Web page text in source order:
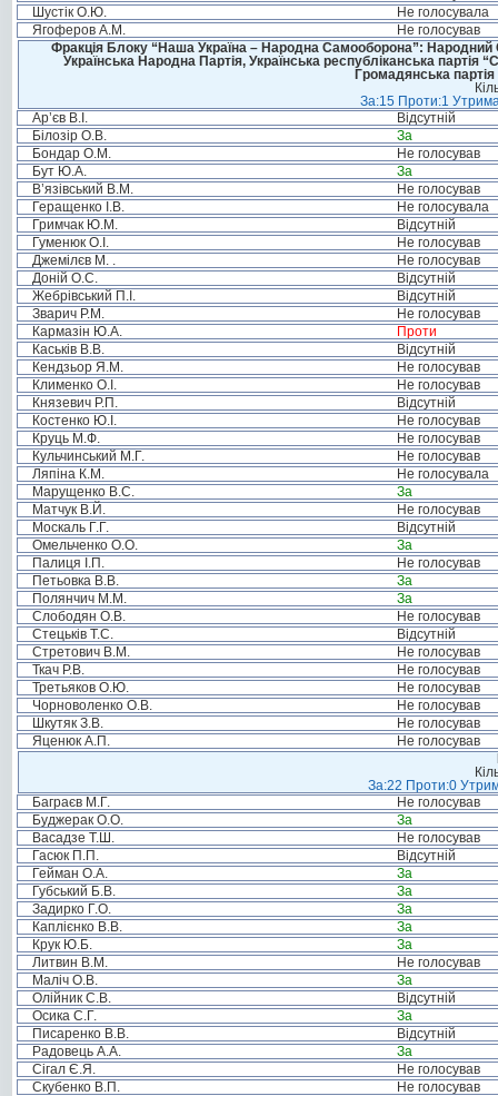
Шустік О.Ю.
Не голосувала
Ягоферов А.М.
Не голосував
Фракція Блоку “Наша Україна – Народна Самооборона”: Народний
Українська Народна Партія, Українська республіканська
Громадянська
За:15 Проти:1
Ар’єв В.І.
Відсутній
Білозір О.В.
За
Бондар О.М.
Не голосував
Бут Ю.А.
За
В’язівський В.М.
Не голосував
Геращенко І.В.
Не голосувала
Гримчак Ю.М.
Відсутній
Гуменюк О.І.
Не голосував
Джемілєв М. .
Не голосував
Доній О.С.
Відсутній
Жебрівський П.І.
Відсутній
Зварич Р.М.
Не голосував
Кармазін Ю.А.
Проти
Каськів В.В.
Відсутній
Кендзьор Я.М.
Не голосував
Клименко О.І.
Не голосував
Князевич Р.П.
Відсутній
Костенко Ю.І.
Не голосував
Круць М.Ф.
Не голосував
Кульчинський М.Г.
Не голосував
Ляпіна К.М.
Не голосувала
Марущенко В.С.
За
Матчук В.Й.
Не голосував
Москаль Г.Г.
Відсутній
Омельченко О.О.
За
Палиця І.П.
Не голосував
Петьовка В.В.
За
Полянчич М.М.
За
Слободян О.В.
Не голосував
Стецьків Т.С.
Відсутній
Стретович В.М.
Не голосував
Ткач Р.В.
Не голосував
Третьяков О.Ю.
Не голосував
Чорноволенко О.В.
Не голосував
Шкутяк З.В.
Не голосував
Яценюк А.П.
Не голосував
За:22 Проти:0
Баграєв М.Г.
Не голосував
Буджерак О.О.
За
Васадзе Т.Ш.
Не голосував
Гасюк П.П.
Відсутній
Гейман О.А.
За
Губський Б.В.
За
Задирко Г.О.
За
Каплієнко В.В.
За
Крук Ю.Б.
За
Литвин В.М.
Не голосував
Маліч О.В.
За
Олійник С.В.
Відсутній
Осика С.Г.
За
Писаренко В.В.
Відсутній
Радовець А.А.
За
Сігал Є.Я.
Не голосував
Скубенко В.П.
Не голосував